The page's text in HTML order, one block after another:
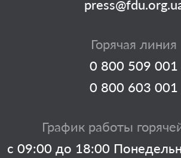
Горячая линия
0 800 509 001
0 800 603 001
График работы
с 09:00 до 18:00